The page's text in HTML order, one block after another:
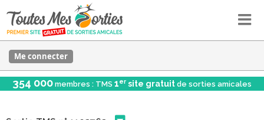
Me connecter
354 000 membres : TMS 1er site gratuit de sorties amicales